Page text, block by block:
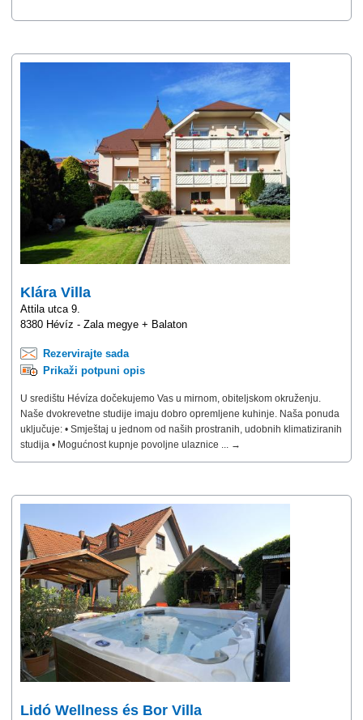
Klára Villa
Attila utca 9.
8380 Hévíz - Zala megye + Balaton
Rezervirajte sada
Prikaži potpuni opis
U središtu Hévíza dočekujemo Vas u mirnom, obiteljskom okruženju.
Naše dvokrevetne studije imaju dobro opremljene kuhinje. Naša ponuda
uključuje: • Smještaj u jednom od naših prostranih, udobnih klimatiziranih
studija • Mogućnost kupnje povoljne ulaznice ... →
Lidó Wellness és Bor Villa